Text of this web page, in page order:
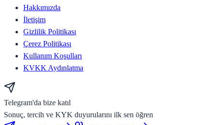
Hakkımızda
İletişim
Gizlilik Politikası
Çerez Politikası
Kullanım Koşulları
KVKK Aydınlatma
Telegram'da bize katıl
Sonuç, tercih ve KYK duyurularını ilk sen öğren